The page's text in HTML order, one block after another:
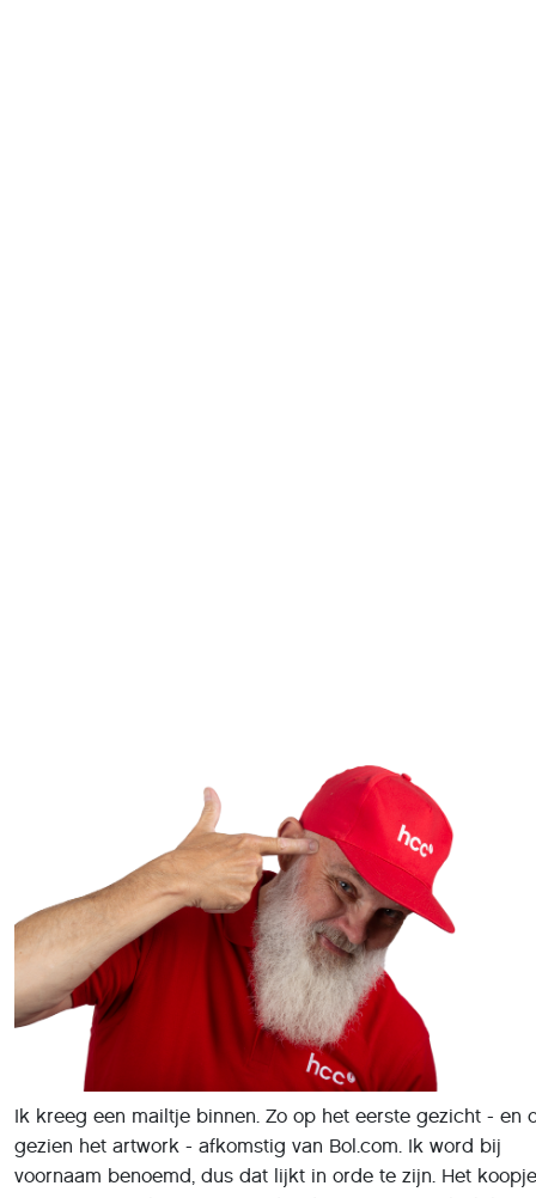
Ik kreeg een mailtje binnen. Zo op het eerste gezicht - en
gezien het artwork - afkomstig van Bol.com. Ik word bij
voornaam benoemd, dus dat lijkt in orde te zijn. Het
"Een paar sneakers voor minder dan 10 euro." Gek, ik ken
Bol.com niet zo van de koopjes, maar vooruit...
Na te hebben doorgeklikt zie ik een voor mij interessant
sportschoenen van Acics. Ik check dat op de website van
Acics en het prijsverschil is meer (!) dan opzienbarend. Té
opzienbarend om geloofwaardig te zijn.
Ik kijk nog even verder... Bij de afzender wijst niets op
En waar ik bij Bol.com met iDeal kan betalen, moet ik voor